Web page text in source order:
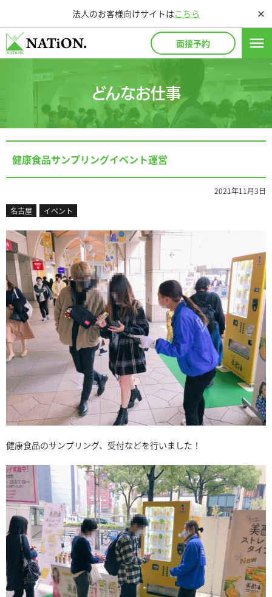
法人のお客様向けサイトはこちら close
面接予約 menu
どんなお仕事
健康食品サンプリングイベント運営
2021年11月3日
名古屋
イベント
健康食品のサンプリング、受付などを行いました！